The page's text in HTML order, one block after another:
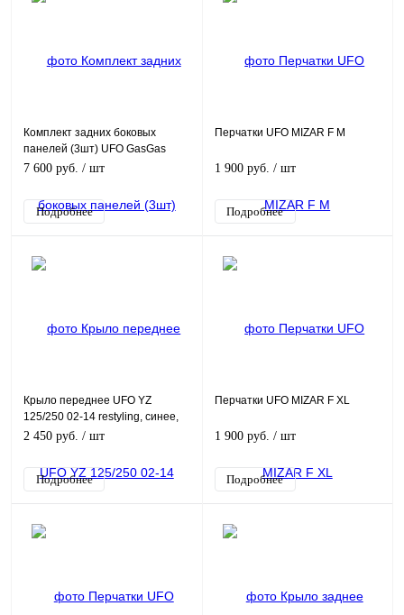
Комплект задних боковых
панелей (3шт) UFO GasGas
EC/MC 125/450 21-> Белый
7 600 руб. / шт
Подробнее
Перчатки UFO MIZAR F M
1 900 руб. / шт
Подробнее
Крыло переднее UFO YZ
125/250 02-14 restyling, синее,
YA04833#08
2 450 руб. / шт
Подробнее
Перчатки UFO MIZAR F XL
1 900 руб. / шт
Подробнее